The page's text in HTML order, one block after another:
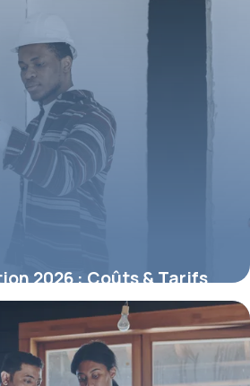
2026 : Coûts & Tarifs